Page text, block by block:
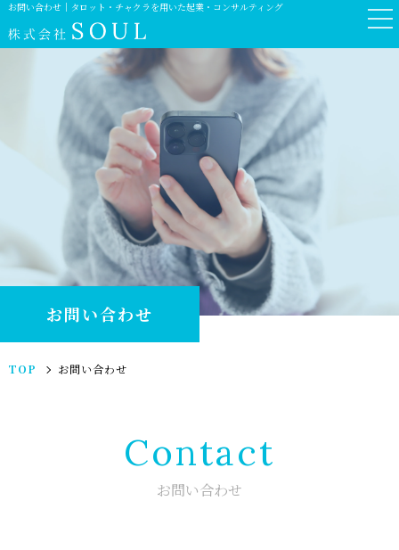
お問い合わせ｜タロット・チャクラを用いた起業・コンサルティング
お問い合わせ
TOP お問い合わせ
Contact
お問い合わせ